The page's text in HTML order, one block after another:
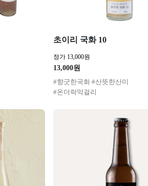
초이리 국화 10
정가 13,000원
13,000원
#향긋한국화 #산뜻한산미
#온더락막걸리